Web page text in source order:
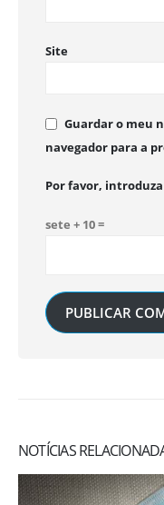
Site
Guardar o meu
navegador para a
Por favor,
sete + 10 =
NOTÍCIAS